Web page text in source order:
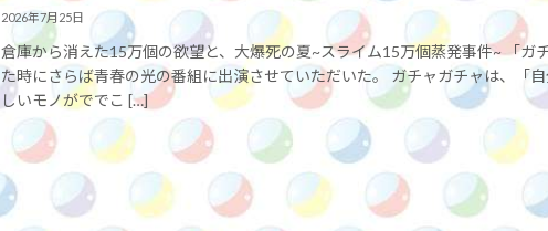
2026年7月25日
倉庫から消えた15万個の欲望と、大爆死の夏~スライム15万個蒸発事件~ 「ガ
た時にさらば青春の光の番組に出演させていただいた。 ガチャガチャは、「
しいモノがででこ […]